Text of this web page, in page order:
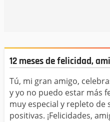
12 meses de felicidad,
Tú, mi gran amigo,
y yo no puedo estar más
muy especial y repleto de
positivas. ¡Felicidades,